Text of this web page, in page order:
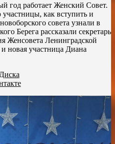
год работает Женский Совет.
как вступить и
совета узнали в
Берега рассказали секретарь
Женсовета Ленинградской
новая участница Диана